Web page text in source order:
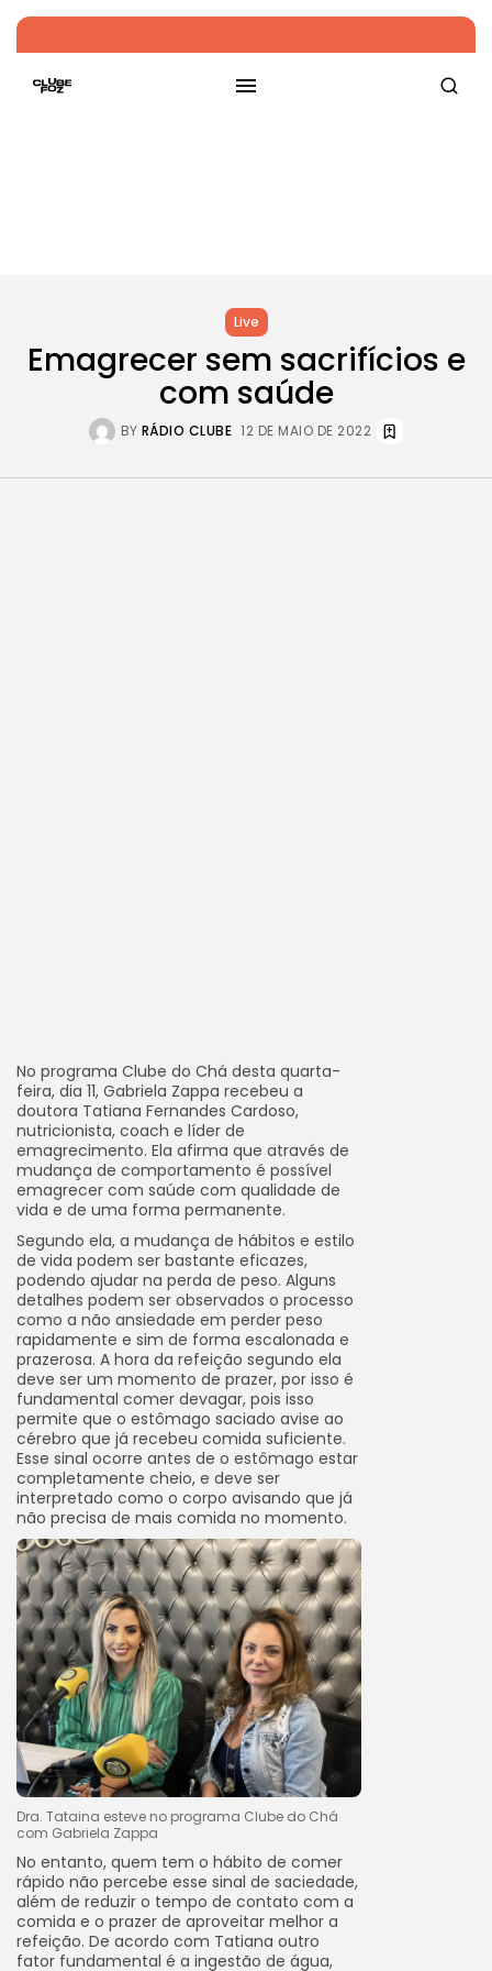
Live
Emagrecer sem sacrifícios e
com saúde
BY RÁDIO CLUBE 12 DE MAIO DE 2022
No programa Clube do Chá desta quarta-
feira, dia 11, Gabriela Zappa recebeu a
doutora Tatiana Fernandes Cardoso,
nutricionista, coach e líder de
emagrecimento. Ela afirma que através de
mudança de comportamento é possível
emagrecer com saúde com qualidade de
vida e de uma forma permanente.
Segundo ela, a mudança de hábitos e estilo
de vida podem ser bastante eficazes,
podendo ajudar na perda de peso. Alguns
detalhes podem ser observados o processo
como a não ansiedade em perder peso
rapidamente e sim de forma escalonada e
prazerosa. A hora da refeição segundo ela
deve ser um momento de prazer, por isso é
fundamental comer devagar, pois isso
permite que o estômago saciado avise ao
cérebro que já recebeu comida suficiente.
Esse sinal ocorre antes de o estômago estar
completamente cheio, e deve ser
interpretado como o corpo avisando que já
não precisa de mais comida no momento.
Dra. Tataina esteve no programa Clube do Chá
com Gabriela Zappa
No entanto, quem tem o hábito de comer
rápido não percebe esse sinal de saciedade,
além de reduzir o tempo de contato com a
comida e o prazer de aproveitar melhor a
refeição. De acordo com Tatiana outro
fator fundamental é a ingestão de água,